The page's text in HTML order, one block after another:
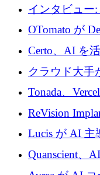
質生産に転
インタビュー
ーン Tide の
OTomato が
インテリジェ
Improbable
Certo、AI を
プラットフォ
クラウド大手
るなか、
ード資金を調達
Tonada、
援を受けてス
ReVision
に 400 万ユー
Lucis が AI 主
を拡大するた
を調達
Quanscient、
ドウェア エ